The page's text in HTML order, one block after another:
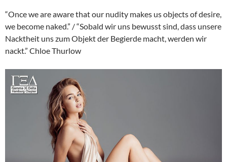
“Once we are aware that our nudity makes us objects of desire,
we become naked.” / “Sobald wir uns bewusst sind, dass unsere
Nacktheit uns zum Objekt der Begierde macht, werden wir
nackt.” Chloe Thurlow